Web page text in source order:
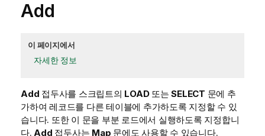
Add
이 페이지에서
자세한 정보
Add 접두사를 스크립트의 LOAD또는SELECT 문에 추
가하여 레코드를 다른 테이블에 추가하도록 지정할 수 있
습니다. 또한 이 문을 부분 로드에서 실행하도록 지정합니
다.Add 접두사는 Map 문에도 사용할 수 있습니다.